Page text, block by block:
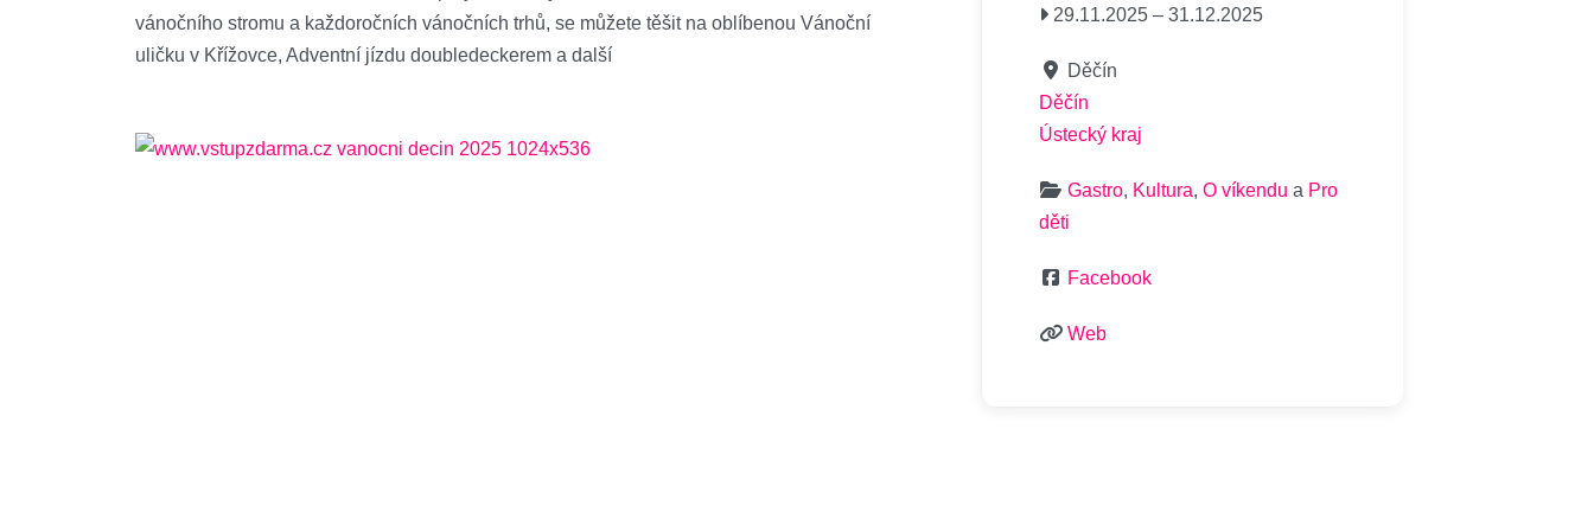
vánočního stromu a každoročních vánočních trhů, se můžete těšit na oblíbenou Vánoční
uličku v Křížovce, Adventní jízdu doubledeckerem a další
29.11.2025 – 31.12.2025
Děčín
Děčín
Ústecký kraj
Gastro, Kultura, O víkendu a Pro
děti
Facebook
Web